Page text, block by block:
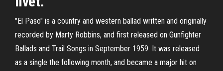
"El Paso" is a country and western ballad written and originally
recorded by Marty Robbins, and first released on Gunfighter
Ballads and Trail Songs in September 1959. It was released
as a single the following month, and became a major hit on